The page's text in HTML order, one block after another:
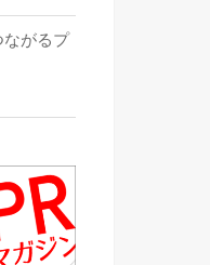
ながるプ